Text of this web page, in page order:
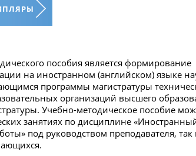
пособия является формирование
на иностранном (английском) языке
программы магистратуры
организаций высшего
Учебно-методическое пособие
занятиях по дисциплине
под руководством преподавателя, так